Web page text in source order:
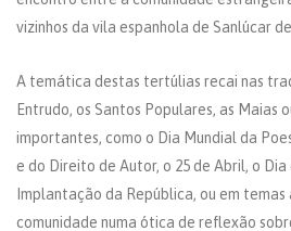
vizinhos da vila espanhola de Sanlúcar de
A temática destas tertúlias recai nas
Entrudo, os Santos Populares, as Maias
importantes, como o Dia Mundial da
e do Direito de Autor, o 25 de Abril, o
Implantação da República, ou em
comunidade numa ótica de reflexão